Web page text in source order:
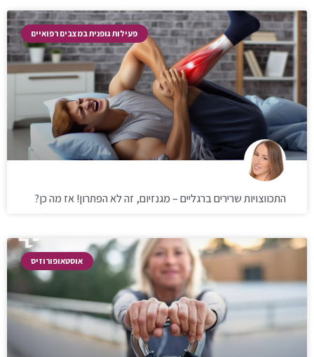
פעילות גופנית במצבים רפואיים
התכווצויות שרירים ברגליים – מגנזיום, זה לא הפתרון! אז מה כן?
אוסטאופורוזיס